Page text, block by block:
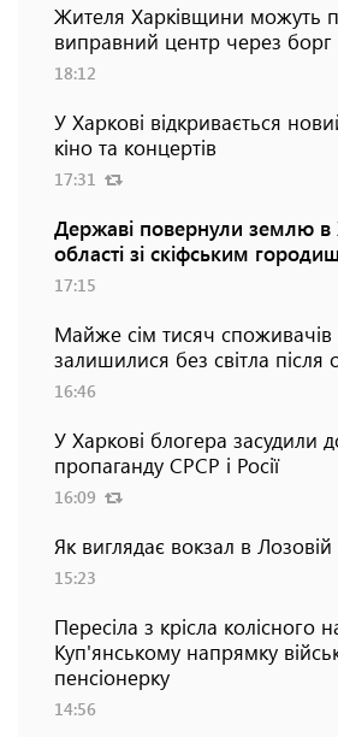
Жителя Харківщини можуть
виправний центр через борг
18:12
У Харкові відкривається
кіно та концертів
17:31
Державі повернули землю в
області зі скіфським
17:15
Майже сім тисяч споживачів
залишилися без світла після
16:46
У Харкові блогера засудили
пропаганду СРСР і Росії
16:09
Як виглядає вокзал в Лозовій
15:23
Пересіла з крісла колісного
Куп'янському напрямку
пенсіонерку
14:56